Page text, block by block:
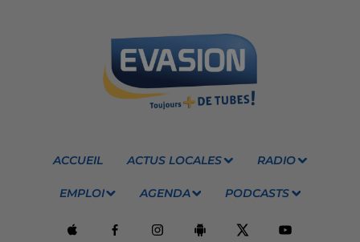
ACCUEIL ACTUS LOCALES RADIO
EMPLOI AGENDA PODCASTS